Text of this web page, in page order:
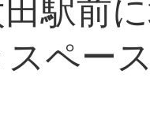
駅前
スペー